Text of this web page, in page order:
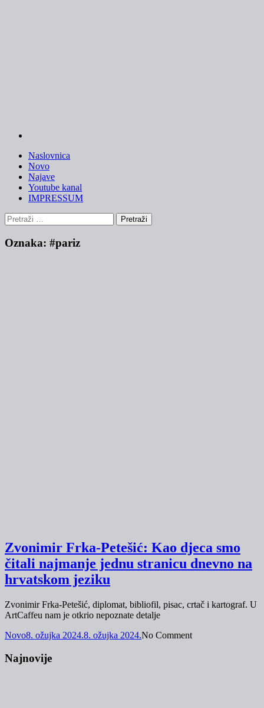
Naslovnica
Novo
Najave
Youtube kanal
IMPRESSUM
Pretraži:
Oznaka: #pariz
Zvonimir Frka-Petešić: Kao djeca smo
čitali najmanje jednu stranicu dnevno na
hrvatskom jeziku
Zvonimir Frka-Petešić, diplomat, bibliofil, pisac, crtač i kartograf. U
ArtCaffeu nam je otkrio nepoznate detalje
Novo8. ožujka 2024.8. ožujka 2024.No Comment
Najnovije